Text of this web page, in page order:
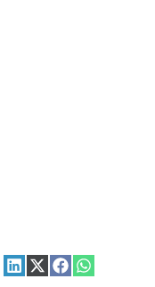
Compartir
Compartir
Compartir
Compartir